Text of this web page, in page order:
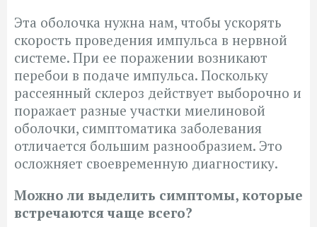
Эта оболочка нужна нам, чтобы ускорять
скорость проведения импульса в нервной
системе. При ее поражении возникают
перебои в подаче импульса. Поскольку
рассеянный склероз действует выборочно и
поражает разные участки миелиновой
оболочки, симптоматика заболевания
отличается большим разнообразием. Это
осложняет своевременную диагностику.
Можно ли выделить симптомы, которые
встречаются чаще всего?